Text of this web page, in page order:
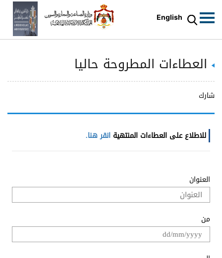
English
العطاءات المطروحة حاليا
شارك
للاطلاع على العطاءات المنتهية انقر هنا.
العنوان
من